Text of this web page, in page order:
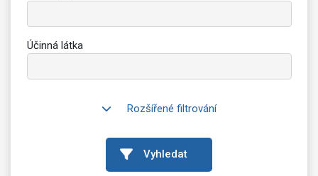
Účinná látka
Rozšířené filtrování
Vyhledat